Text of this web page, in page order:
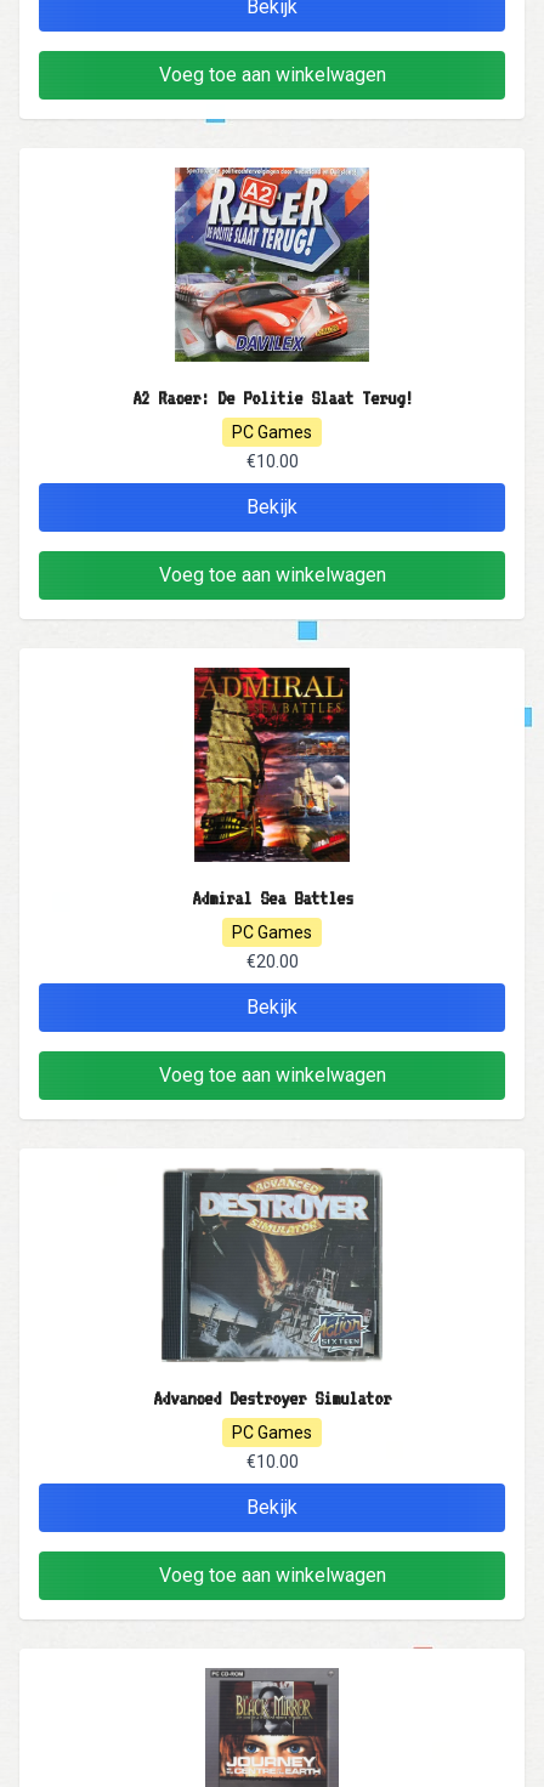
Bekijk
Voeg toe aan winkelwagen
A2 Racer: De Politie Slaat Terug!
PC Games
€10.00
Bekijk
Voeg toe aan winkelwagen
Admiral Sea Battles
PC Games
€20.00
Bekijk
Voeg toe aan winkelwagen
Advanced Destroyer Simulator
PC Games
€10.00
Bekijk
Voeg toe aan winkelwagen